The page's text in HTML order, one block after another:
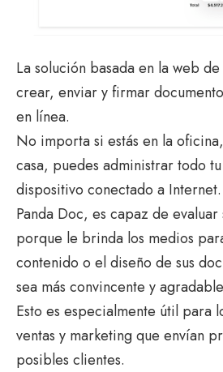
La solución basada en la web
crear, enviar y firmar
en línea.
No importa si estás en la
casa, puedes administrar todo
dispositivo conectado a Internet.
Panda Doc, es capaz de
porque le brinda los medios
contenido o el diseño de sus
sea más convincente y
Esto es especialmente útil para
ventas y marketing que envían
posibles clientes.